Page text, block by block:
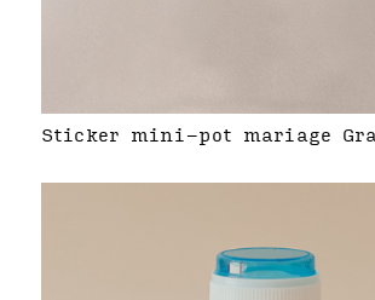
Sticker mini-pot mariage